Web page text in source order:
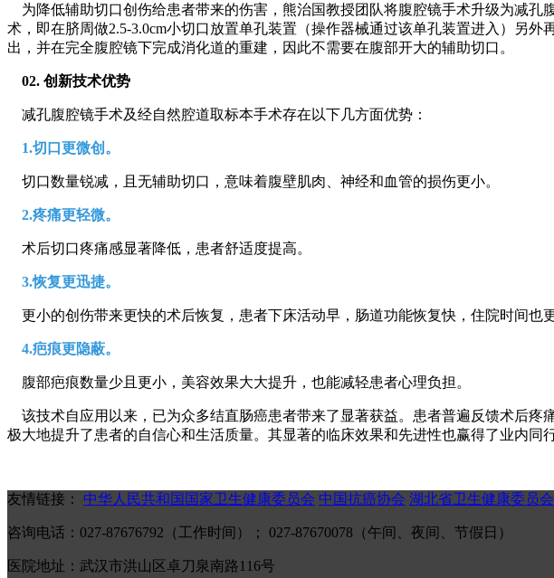
为降低辅助切口创伤给患者带来的伤害，熊治国教授团队将腹腔镜手术升级为减
术，即在脐周做2.5-3.0cm小切口放置单孔装置（操作器械通过该单孔装置进入）另
出，并在完全腹腔镜下完成消化道的重建，因此不需要在腹部开大的辅助切口。
02. 创新技术优势
减孔腹腔镜手术及经自然腔道取标本手术存在以下几方面优势：
1.切口更微创。
切口数量锐减，且无辅助切口，意味着腹壁肌肉、神经和血管的损伤更小。
2.疼痛更轻微。
术后切口疼痛感显著降低，患者舒适度提高。
3.恢复更迅捷。
更小的创伤带来更快的术后恢复，患者下床活动早，肠道功能恢复快，住院时间也更
4.疤痕更隐蔽。
腹部疤痕数量少且更小，美容效果大大提升，也能减轻患者心理负担。
该技术自应用以来，已为众多结直肠癌患者带来了显著获益。患者普遍反馈术后
极大地提升了患者的自信心和生活质量。其显著的临床效果和先进性也赢得了业内同
友情链接： 中华人民共和国国家卫生健康委员会 中国抗癌协会 湖北省卫生健康委员会
咨询电话：027-87676792（工作时间）； 027-87670078（午间、夜间、节假日）
医院地址：武汉市洪山区卓刀泉南路116号